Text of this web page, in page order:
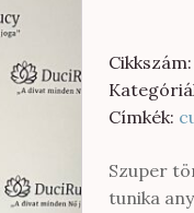
Cikkszám:
Címkék:
Szuper
tunika